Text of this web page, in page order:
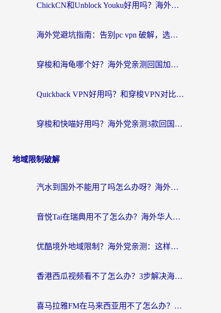
ChickCN和Unblock Youku好用吗？海外党亲测3款回国加速器，附iOS免费选择指南
海外党避坑指南：告别pc vpn 破解，选对回国加速器轻松访问国内资源
穿梭和海龟哪个好？海外党亲测回国加速器，附电脑免费VPN推荐
Quickback VPN好用吗？和穿梭VPN对比哪个回国效果更好？海外党必看的真实测评与选择指南
穿梭和快喵好用吗？海外党亲测3款回国加速器，附日本回国VPN避坑指南
地域限制破解
汽水到国外不能用了吗怎么办呀？海外党追剧看片的救星在这里！
音悦Tai在瑞典用不了怎么办？海外华人追剧听歌的实用指南
优酷境外地域限制？海外党亲测：这样看国内剧再也不卡（附3个实用场景解决）
香港西瓜视频看不了怎么办？3步解决海外追剧难题，附靠谱加速器推荐
喜马拉雅FM在马来西亚用不了怎么办？海外华人亲测有效的回国加速指南